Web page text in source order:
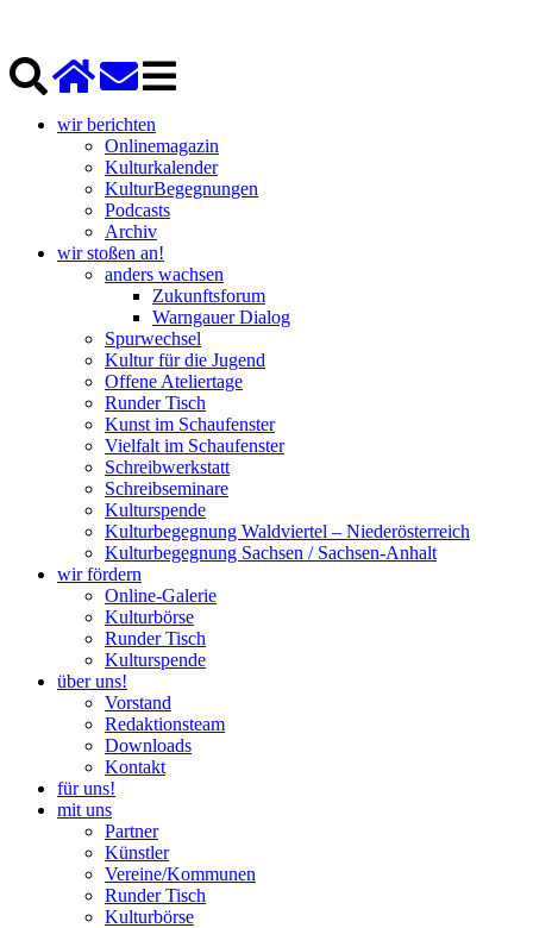
wir berichten
Onlinemagazin
Kulturkalender
KulturBegegnungen
Podcasts
Archiv
wir stoßen an!
anders wachsen
Zukunftsforum
Warngauer Dialog
Spurwechsel
Kultur für die Jugend
Offene Ateliertage
Runder Tisch
Kunst im Schaufenster
Vielfalt im Schaufenster
Schreibwerkstatt
Schreibseminare
Kulturspende
Kulturbegegnung Waldviertel – Niederösterreich
Kulturbegegnung Sachsen / Sachsen-Anhalt
wir fördern
Online-Galerie
Kulturbörse
Runder Tisch
Kulturspende
über uns!
Vorstand
Redaktionsteam
Downloads
Kontakt
für uns!
mit uns
Partner
Künstler
Vereine/Kommunen
Runder Tisch
Kulturbörse